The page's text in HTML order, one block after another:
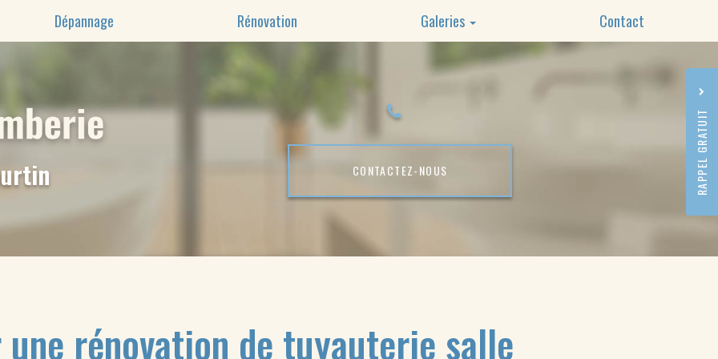
Dépannage Rénovation Galeries
Rénovation
Contact
CONTACTEZ-NOUS
une rénovation de tuyauterie salle
RAPPEL GRATUIT